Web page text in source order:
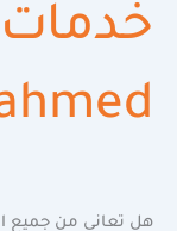
هل تعاني من جميع